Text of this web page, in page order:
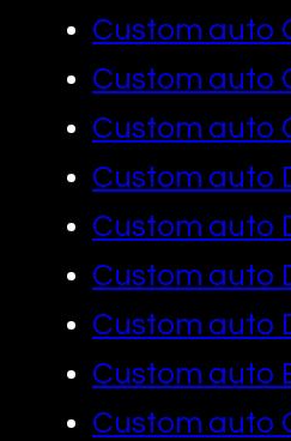
Custom auto
Custom auto
Custom auto
Custom auto
Custom auto
Custom auto
Custom auto
Custom auto
Custom auto